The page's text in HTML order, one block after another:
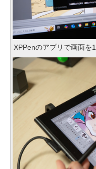
XPPenのアプリで画面